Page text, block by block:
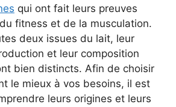
qui ont fait leurs preuves
fitness et de la musculation.
deux issues du lait, leur
et leur composition
bien distincts. Afin de choisir
le mieux à vos besoins, il est
leurs origines et leurs